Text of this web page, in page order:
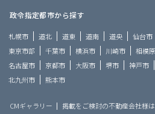
政令指定都市から探す
札幌市 道北 道東 道南 道央 仙台市
東京市部
千葉市 横浜市 川崎市 相模
名古屋市
京都市 大阪市 堺市 神戸市
北九州市
熊本市
CMギャラリー 掲載をご検討の不動産会社様